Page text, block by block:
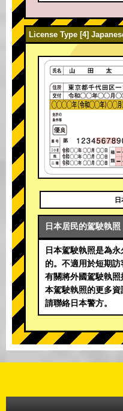
License Type [4]
日本居民的駕駛執照
日本駕駛執照是為
的。不適用於短期訪
有關將外國駕駛執照
本駕駛執照的更多資
請聯絡日本警方。